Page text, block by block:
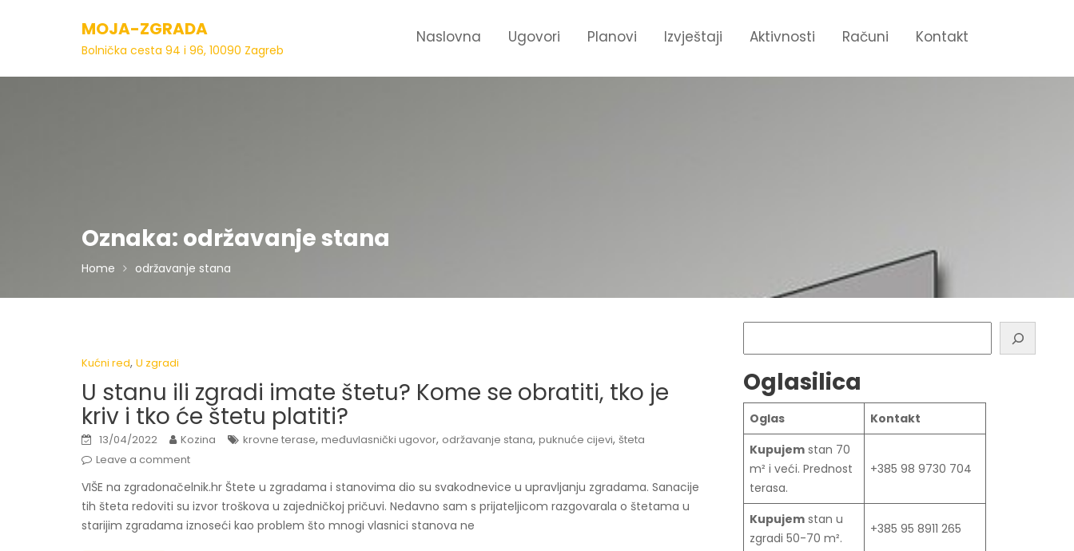
MOJA-ZGRADA
Bolnička cesta 94 i 96, 10090 Zagreb
Naslovna Ugovori Planovi Izvještaji Aktivnosti Računi Kontakt
Oznaka: održavanje stana
Home održavanje stana
Kućni red, U zgradi
U stanu ili zgradi imate štetu? Kome se obratiti, tko je
kriv i tko će štetu platiti?
13/04/2022 Kozina krovne terase, međuvlasnički ugovor, održavanje stana, puknuće cijevi, šteta
Leave a comment
VIŠE na zgradonačelnik.hr Štete u zgradama i stanovima dio su svakodnevice u upravljanju zgradama. Sanacije
tih šteta redoviti su izvor troškova u zajedničkoj pričuvi. Nedavno sam s prijateljicom razgovarala o štetama u
starijim zgradama iznoseći kao problem što mnogi vlasnici stanova ne
Oglasilica
Oglas
Kontakt
Kupujem stan 70
m² i veći. Prednost
terasa.
+385 98 9730 704
Kupujem stan u
zgradi 50-70 m².
+385 95 8911 265